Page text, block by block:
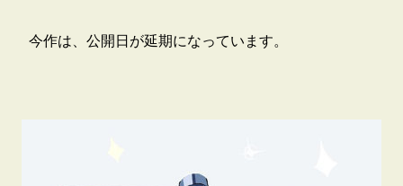
今作は、公開日が延期になっています。